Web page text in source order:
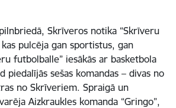
Skrīveros notika “Skrīveru
pulcēja gan sportistus, gan
futbolballe” iesākās ar basketbola
piedalījās sešas komandas – divas no
no Skrīveriem. Spraigā un
Aizkraukles komanda “Gringo”,